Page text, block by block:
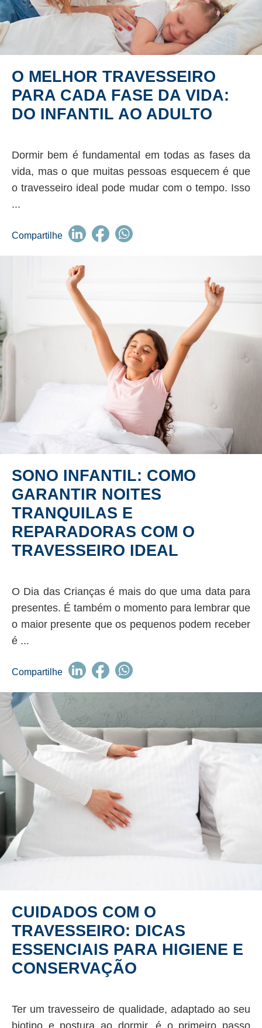
O MELHOR TRAVESSEIRO
PARA CADA FASE DA VIDA:
DO INFANTIL AO ADULTO
Dormir bem é fundamental em todas as fases da
vida, mas o que muitas pessoas esquecem é que
o travesseiro ideal pode mudar com o tempo. Isso
...
Compartilhe
SONO INFANTIL: COMO
GARANTIR NOITES
TRANQUILAS E
REPARADORAS COM O
TRAVESSEIRO IDEAL
O Dia das Crianças é mais do que uma data para
presentes. É também o momento para lembrar que
o maior presente que os pequenos podem receber
é ...
Compartilhe
CUIDADOS COM O
TRAVESSEIRO: DICAS
ESSENCIAIS PARA HIGIENE E
CONSERVAÇÃO
Ter um travesseiro de qualidade, adaptado ao seu
biotipo e postura ao dormir, é o primeiro passo